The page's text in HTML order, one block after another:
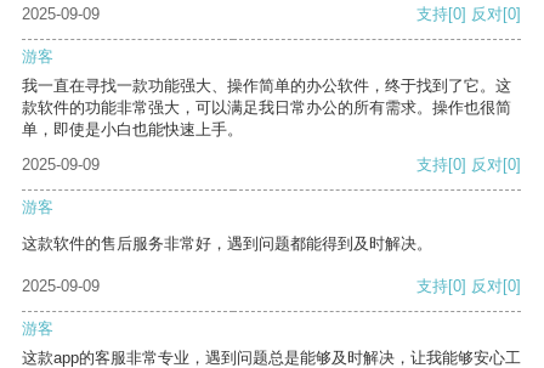
2025-09-09 支持[0] 反对[0]
游客
我一直在寻找一款功能强大、操作简单的办公软件，终于找到了它。这
款软件的功能非常强大，可以满足我日常办公的所有需求。操作也很简
单，即使是小白也能快速上手。
2025-09-09
支持[0] 反对[0]
游客
这款软件的售后服务非常好，遇到问题都能得到及时解决。
2025-09-09 支持[0] 反对[0]
游客
这款app的客服非常专业，遇到问题总是能够及时解决，让我能够安心工